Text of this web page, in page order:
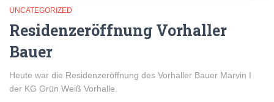
UNCATEGORIZED
Residenzeröffnung Vorhaller
Bauer
Heute war die Residenzeröffnung des Vorhaller Bauer Marvin I
der KG Grün Weiß Vorhalle.